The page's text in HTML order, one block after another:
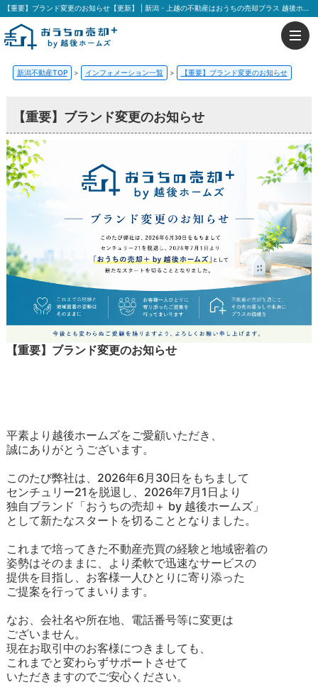
【重要】ブランド変更のお知らせ【更新】 | 新潟・上越の不動産はおうちの売却プラス 越後ホームズ
新潟不動産TOP > インフォメーション一覧 > 【重要】ブランド変更のお知らせ
【重要】ブランド変更のお知らせ
【重要】ブランド変更のお知らせ
平素より越後ホームズをご愛顧いただき、
誠にありがとうございます。
このたび弊社は、2026年6月30日をもちまして
センチュリー21を脱退し、2026年7月1日より
独自ブランド「おうちの売却＋ by 越後ホームズ」
として新たなスタートを切ることとなりました。
これまで培ってきた不動産売買の経験と地域密着の
姿勢はそのままに、より柔軟で迅速なサービスの
提供を目指し、お客様一人ひとりに寄り添った
ご提案を行ってまいります。
なお、会社名や所在地、電話番号等に変更は
ございません。
現在お取引中のお客様につきましても、
これまでと変わらずサポートさせて
いただきますのでご安心ください。